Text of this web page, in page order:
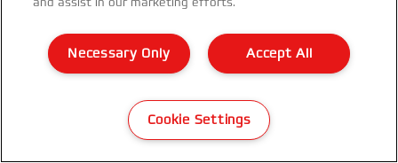
VÍCE O PRODUKTU
KDE NAKOUPITAccept All
Necessary Only
Cookie Settings